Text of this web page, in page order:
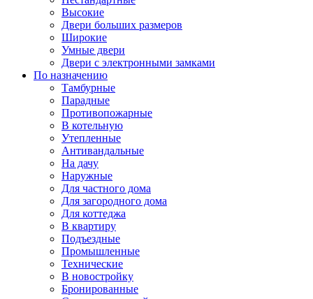
Высокие
Двери больших размеров
Широкие
Умные двери
Двери с электронными замками
По назначению
Тамбурные
Парадные
Противопожарные
В котельную
Утепленные
Антивандальные
На дачу
Наружные
Для частного дома
Для загородного дома
Для коттеджа
В квартиру
Подъездные
Промышленные
Технические
В новостройку
Бронированные